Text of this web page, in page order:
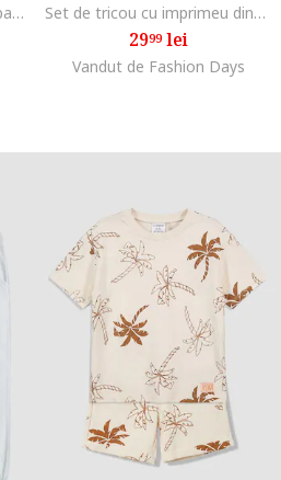
Set de tricou de bumbac si pantaloni scurti - 2 piese, Albastru pastel/Portocaliu/Alb murdar
Set de tricou cu imprimeu dinozaur si pantaloni scurti - 2 piese, Alb/Verde masliniu inchis
2999lei
Vandut de Fashion Days